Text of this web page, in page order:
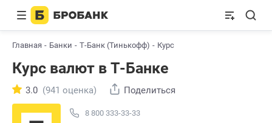
Главная Банки Т-Банк (Тинькофф) Курс
Курс валют в Т-Банке
8 800 333-33-33
3.0 (941 оценка) Поделиться